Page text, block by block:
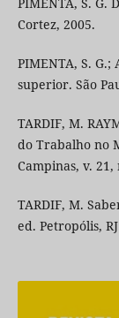
Cortez, 2005.
PIMENTA, S. G.;
superior. São
TARDIF, M.
do Trabalho no
Campinas, v. 21,
TARDIF, M.
ed. Petropólis,